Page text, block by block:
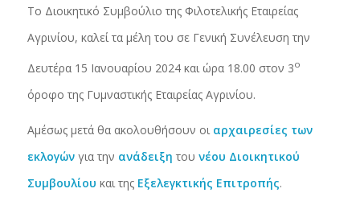
Το Διοικητικό Συμβούλιο της Φιλοτελικής Εταιρείας
Αγρινίου, καλεί τα μέλη του σε Γενική Συνέλευση την
Δευτέρα 15 Ιανουαρίου 2024 και ώρα 18.00 στον 3ο
όροφο της Γυμναστικής Εταιρείας Αγρινίου.
Αμέσως μετά θα ακολουθήσουν οι αρχαιρεσίες των
εκλογώνγια την ανάδειξη του νέου Διοικητικού
Συμβουλίου και της Εξελεγκτικής Επιτροπής.